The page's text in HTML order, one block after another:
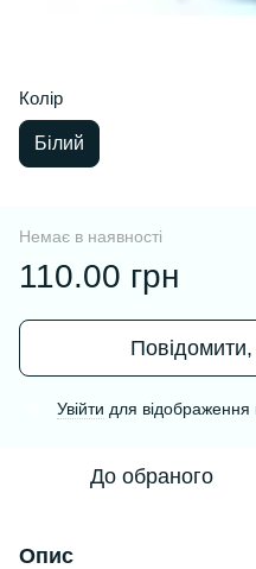
Колір
Білий
Немає в наявності
110.00 грн
Увійти для відображення
До обраного
Опис